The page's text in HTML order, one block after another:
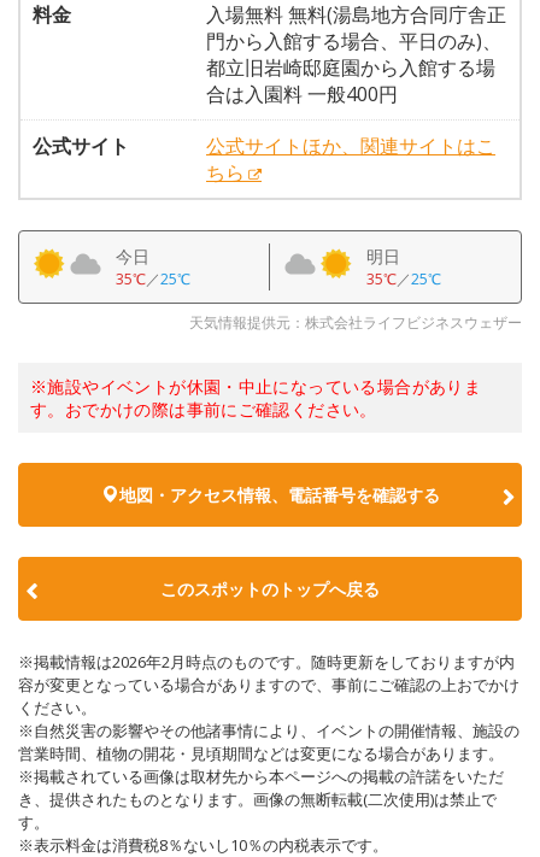
料金
入場無料 無料(湯島地方合同庁舎正
門から入館する場合、平日のみ)、
都立旧岩崎邸庭園から入館する場
合は入園料 一般400円
公式サイト
公式サイトほか、関連サイトはこ
ちら
今日
35℃／25℃
明日
35℃／25℃
天気情報提供元：株式会社ライフビジネスウェザー
※施設やイベントが休園・中止になっている場合がありま
す。おでかけの際は事前にご確認ください。
地図・アクセス情報、電話番号を確認する
このスポットのトップへ戻る
※掲載情報は2026年2月時点のものです。随時更新をしておりますが内
容が変更となっている場合がありますので、事前にご確認の上おでかけ
ください。
※自然災害の影響やその他諸事情により、イベントの開催情報、施設の
営業時間、植物の開花・見頃期間などは変更になる場合があります。
※掲載されている画像は取材先から本ページへの掲載の許諾をいただ
き、提供されたものとなります。画像の無断転載(二次使用)は禁止で
す。
※表示料金は消費税8％ないし10％の内税表示です。